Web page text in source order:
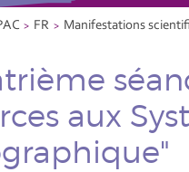
FR Manifestations
aux